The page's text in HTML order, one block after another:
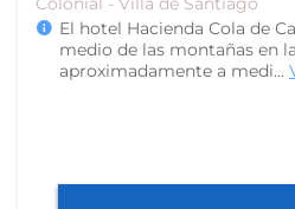
El hotel Hacienda Cola de
medio de las montañas en
aproximadamente a medi...